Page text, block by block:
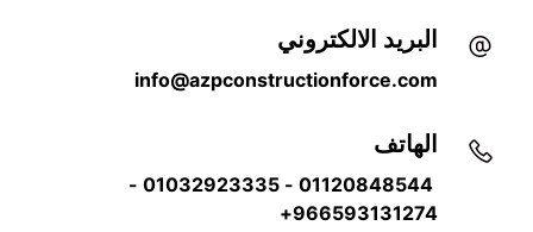
البريد الالكتروني
info@azpconstructionforce.com
الهاتف
966593131274+